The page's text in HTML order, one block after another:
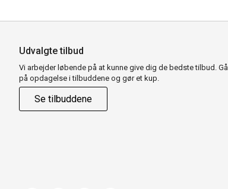
Udvalgte tilbud
Vi arbejder løbende på at kunne give dig de bedste tilbud. Gå
på opdagelse i tilbuddene og gør et kup.
Se tilbuddene